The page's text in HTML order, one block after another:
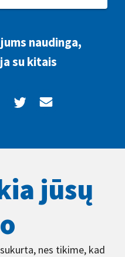
naudinga,
su kitais
jūsų
nes tikime, kad